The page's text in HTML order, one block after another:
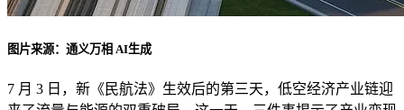
图片来源：通义万相 AI生成
7 月 3 日，新《民航法》生效后的第三天，低空经济产业链迎